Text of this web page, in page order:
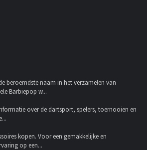
beroemdste naam in het verzamelen van
Barbiepop w...
over de dartsport, spelers, toernooien en
kopen. Voor een gemakkelijke en
op een...